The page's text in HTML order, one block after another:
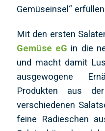
Gemüseinsel“
Mit den ersten
Gemüse eG in die
und macht damit
ausgewogene
Produkten aus
verschiedenen
feine Radieschen